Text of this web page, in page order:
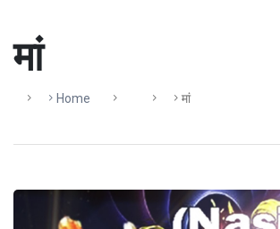
मां
Home मां